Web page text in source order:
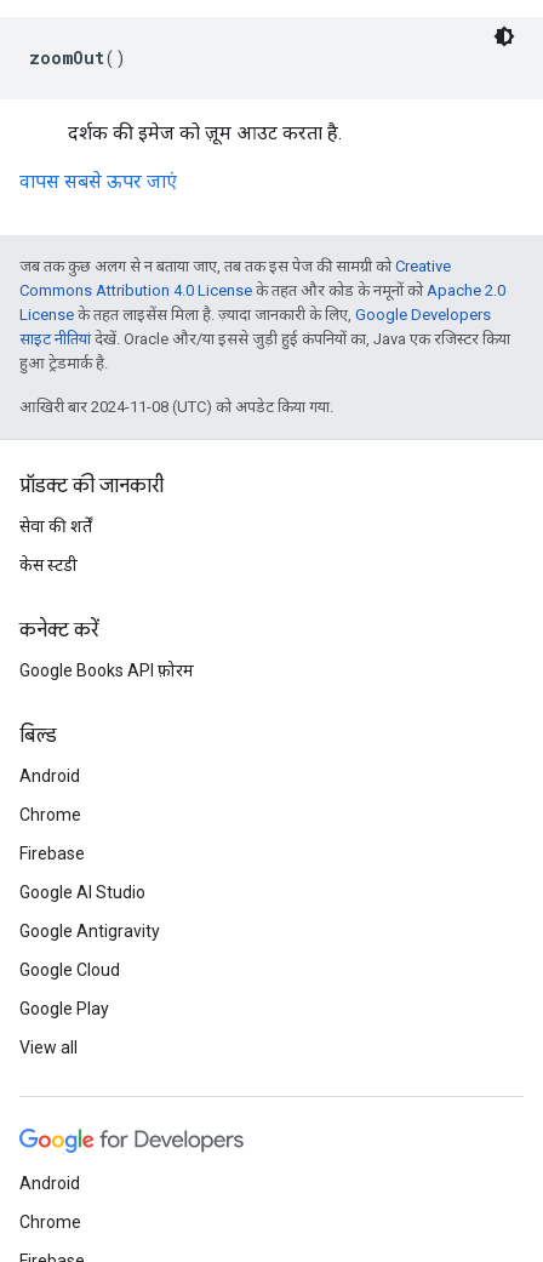
zoomOut()
दर्शक की इमेज को ज़ूम आउट करता है.
वापस सबसे ऊपर जाएं
जब तक कुछ अलग से न बताया जाए, तब तक इस पेज की सामग्री कोCreative
Commons Attribution 4.0 License के तहत और कोड के नमूनों कोApache 2.0
License के तहत लाइसेंस मिला है. ज़्यादा जानकारी के लिए, Google Developers
साइट नीतियांदेखें. Oracle और/या इससे जुड़ी हुई कंपनियों का, Java एक रजिस्टर किया
हुआ ट्रेडमार्क है.
आखिरी बार 2024-11-08 (UTC) को अपडेट किया गया.
प्रॉडक्ट की जानकारी
सेवा की शर्तें
केस स्टडी
कनेक्ट करें
Google Books API फ़ोरम
बिल्ड
Android
Chrome
Firebase
Google AI Studio
Google Antigravity
Google Cloud
Google Play
View all
Android
Chrome